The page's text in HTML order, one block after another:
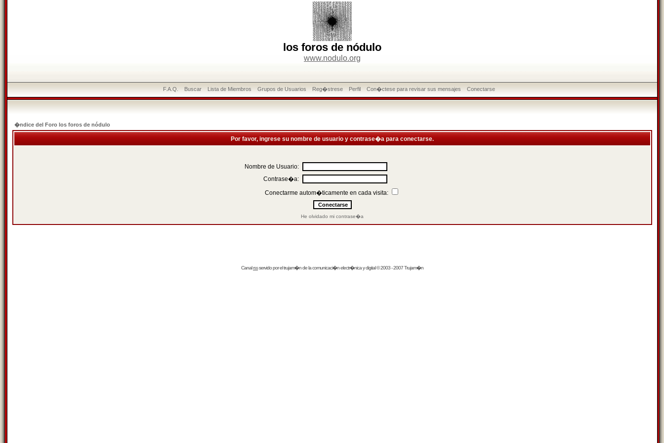
los foros de nódulo
www.nodulo.org
F.A.Q. Buscar Lista de Miembros Grupos de Usuarios Reg�strese Perfil Con�ctese para revisar sus mensajes Conectarse
�ndice del Foro los foros de nódulo
Por favor, ingrese su nombre de usuario y contrase�a para conectarse.
Nombre de Usuario:
Contrase�a:
Conectarme autom�ticamente en cada visita:
He olvidado mi contrase�a
Canalrssservido por eltrujam�nde la comunicaci�n electr�nica y digital © 2003 - 2007 Trujam�n